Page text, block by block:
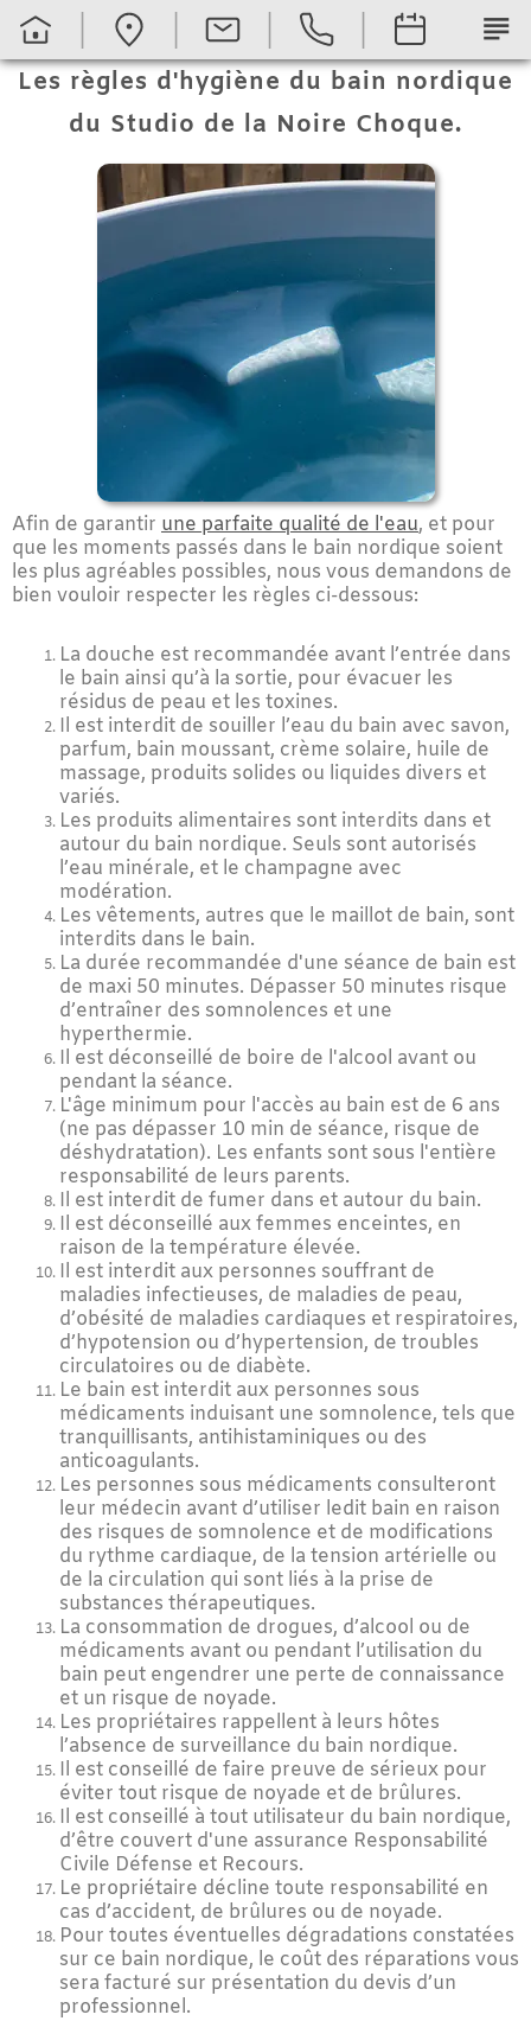
Les règles d'hygiène du bain nordique
du Studio de la Noire Choque.
Afin de garantir une parfaite qualité de l'eau, et pour
que les moments passés dans le bain nordique soient
les plus agréables possibles, nous vous demandons de
bien vouloir respecter les règles ci-dessous:
La douche est recommandée avant l’entrée dans
le bain ainsi qu’à la sortie, pour évacuer les
résidus de peau et les toxines.
Il est interdit de souiller l’eau du bain avec savon,
parfum, bain moussant, crème solaire, huile de
massage, produits solides ou liquides divers et
variés.
Les produits alimentaires sont interdits dans et
autour du bain nordique. Seuls sont autorisés
l’eau minérale, et le champagne avec
modération.
Les vêtements, autres que le maillot de bain, sont
interdits dans le bain.
La durée recommandée d'une séance de bain est
de maxi 50 minutes. Dépasser 50 minutes risque
d’entraîner des somnolences et une
hyperthermie.
Il est déconseillé de boire de l'alcool avant ou
pendant la séance.
L'âge minimum pour l'accès au bain est de 6 ans
(ne pas dépasser 10 min de séance, risque de
déshydratation). Les enfants sont sous l'entière
responsabilité de leurs parents.
Il est interdit de fumer dans et autour du bain.
Il est déconseillé aux femmes enceintes, en
raison de la température élevée.
Il est interdit aux personnes souffrant de
maladies infectieuses, de maladies de peau,
d’obésité de maladies cardiaques et respiratoires,
d’hypotension ou d’hypertension, de troubles
circulatoires ou de diabète.
Le bain est interdit aux personnes sous
médicaments induisant une somnolence, tels que
tranquillisants, antihistaminiques ou des
anticoagulants.
Les personnes sous médicaments consulteront
leur médecin avant d’utiliser ledit bain en raison
des risques de somnolence et de modifications
du rythme cardiaque, de la tension artérielle ou
de la circulation qui sont liés à la prise de
substances thérapeutiques.
La consommation de drogues, d’alcool ou de
médicaments avant ou pendant l’utilisation du
bain peut engendrer une perte de connaissance
et un risque de noyade.
Les propriétaires rappellent à leurs hôtes
l’absence de surveillance du bain nordique.
Il est conseillé de faire preuve de sérieux pour
éviter tout risque de noyade et de brûlures.
Il est conseillé à tout utilisateur du bain nordique,
d’être couvert d'une assurance Responsabilité
Civile Défense et Recours.
Le propriétaire décline toute responsabilité en
cas d’accident, de brûlures ou de noyade.
Pour toutes éventuelles dégradations constatées
sur ce bain nordique, le coût des réparations vous
sera facturé sur présentation du devis d’un
professionnel.
subject